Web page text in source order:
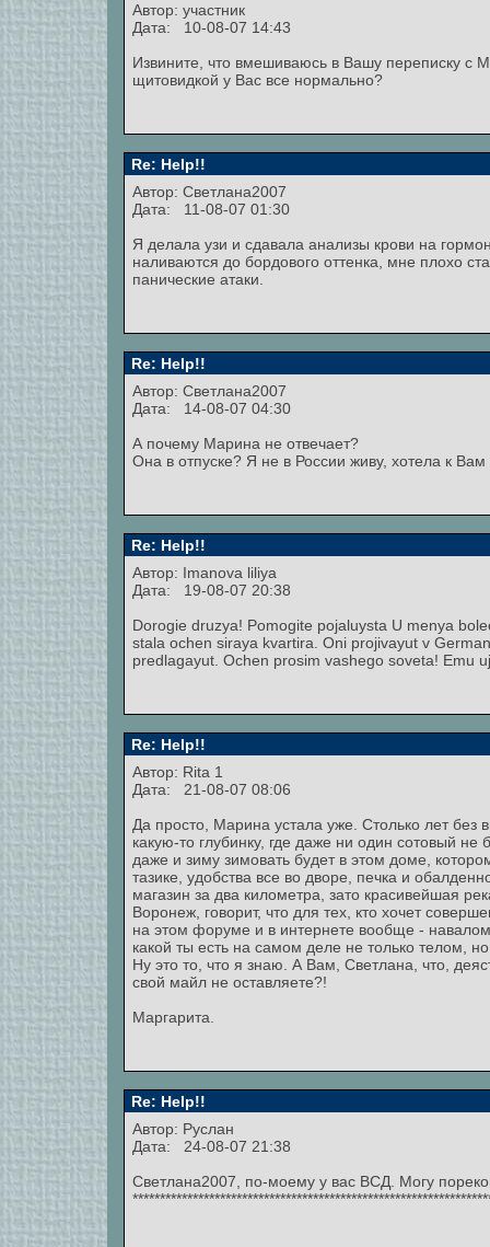
Автор: участник
Дата: 10-08-07 14:43
Извините, что вмешиваюсь в Вашу переписку с
щитовидкой у Вас все нормально?
Re: Help!!
Автор: Светлана2007
Дата: 11-08-07 01:30
Я делала узи и сдавала анализы крови на
наливаются до бордового оттенка, мне плохо
панические атаки.
Re: Help!!
Автор: Светлана2007
Дата: 14-08-07 04:30
А почему Марина не отвечает?
Она в отпуске? Я не в России живу, хотела к
Re: Help!!
Автор: Imanova liliya
Дата: 19-08-07 20:38
Dorogie druzya! Pomogite pojaluysta U menya
stala ochen siraya kvartira. Oni projivayut v
predlagayut. Ochen prosim vashego soveta! Emu
Re: Help!!
Автор: Rita 1
Дата: 21-08-07 08:06
Да просто, Марина устала уже. Столько лет
какую-то глубинку, где даже ни один сотовый не
даже и зиму зимовать будет в этом доме,
тазике, удобства все во дворе, печка и
магазин за два километра, зато красивейшая
Воронеж, говорит, что для тех, кто хочет
на этом форуме и в интернете вообще -
какой ты есть на самом деле не только телом,
Ну это то, что я знаю. А Вам, Светлана, что,
свой майл не оставляете?!
Маргарита.
Re: Help!!
Автор: Руслан
Дата: 24-08-07 21:38
Светлана2007, по-моему у вас ВСД. Могу